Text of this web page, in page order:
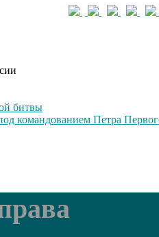
битвы
командованием Петра